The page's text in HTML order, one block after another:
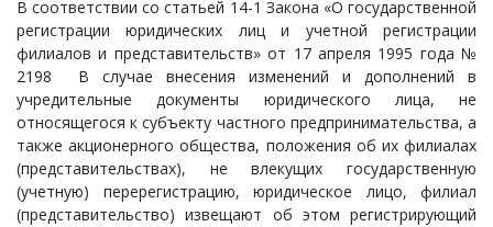
В соответствии со статьей 14-1 Закона «О государственной
регистрации юридических лиц и учетной регистрации
филиалов и представительств» от 17 апреля 1995 года №
2198 В случае внесения изменений и дополнений в
учредительные документы юридического лица, не
относящегося к субъекту частного предпринимательства, а
также акционерного общества, положения об их филиалах
(представительствах), не влекущих государственную
(учетную) перерегистрацию, юридическое лицо, филиал
(представительство) извещают об этом регистрирующий